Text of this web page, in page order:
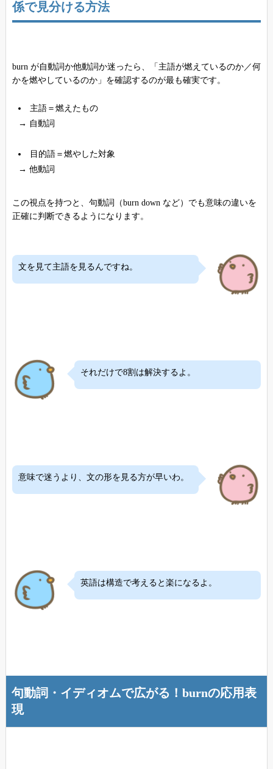
係で見分ける方法
burn が自動詞か他動詞か迷ったら、「主語が燃えているのか／何
かを燃やしているのか」を確認するのが最も確実です。
主語＝燃えたもの
→ 自動詞
目的語＝燃やした対象
→ 他動詞
この視点を持つと、句動詞（burn down など）でも意味の違いを
正確に判断できるようになります。
文を見て主語を見るんですね。
それだけで8割は解決するよ。
意味で迷うより、文の形を見る方が早いわ。
英語は構造で考えると楽になるよ。
句動詞・イディオムで広がる！burnの応用表
現